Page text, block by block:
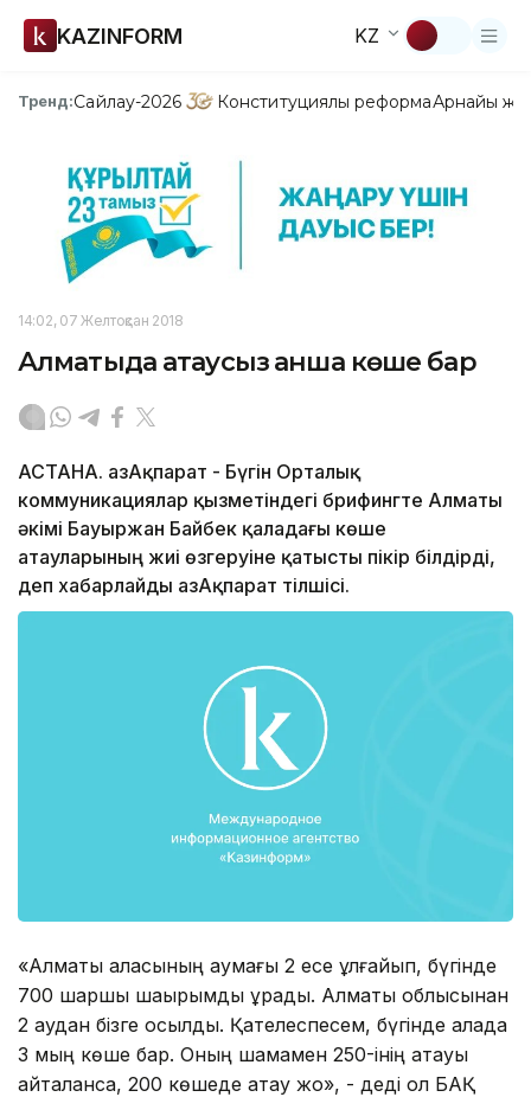
KAZINFORM KZ
Тренд:Сайлау-2026 Конституциялық реформаАрнайы
14:02, 07 Желтоқсан 2018
Алматыда атаусыз қанша көше бар
АСТАНА. ҚазАқпарат - Бүгін Орталық
коммуникациялар қызметіндегі брифингте Алматы
әкімі Бауыржан Байбек қаладағы көше
атауларының жиі өзгеруіне қатысты пікір білдірді,
деп хабарлайды ҚазАқпарат тілшісі.
«Алматы қаласының аумағы 2 есе ұлғайып, бүгінде
700 шаршы шақырымды құрады. Алматы облысынан
2 аудан бізге қосылды. Қателеспесем, бүгінде қалада
3 мың көше бар. Оның шамамен 250-інің атауы
қайталанса, 200 көшеде атау жоқ», - деді ол БАҚ